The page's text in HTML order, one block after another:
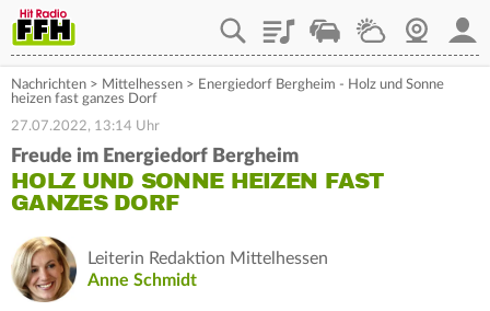
PlaylistStaupilotWetterWebcam
Nachrichten > Mittelhessen > Energiedorf Bergheim - Holz und Sonne
heizen fast ganzes Dorf
27.07.2022, 13:14 Uhr
Freude im Energiedorf Bergheim
HOLZ UND SONNE HEIZEN FAST
GANZES DORF
Leiterin Redaktion Mittelhessen
Anne Schmidt